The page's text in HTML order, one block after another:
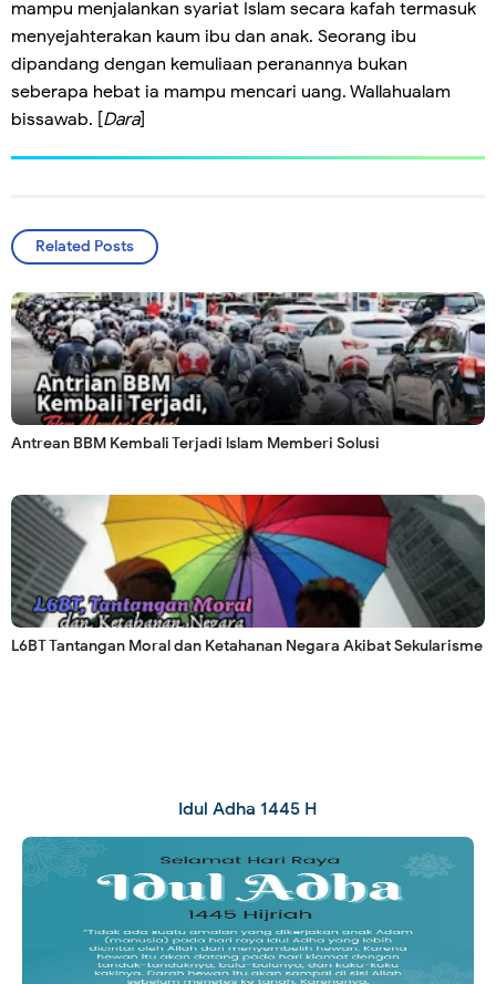
mampu menjalankan syariat Islam secara kafah termasuk
menyejahterakan kaum ibu dan anak. Seorang ibu
dipandang dengan kemuliaan peranannya bukan
seberapa hebat ia mampu mencari uang. Wallahualam
bissawab. [Dara]
Related Posts
Antrean BBM Kembali Terjadi lslam Memberi Solusi
L6BT Tantangan Moral dan Ketahanan Negara Akibat Sekularisme
Idul Adha 1445 H